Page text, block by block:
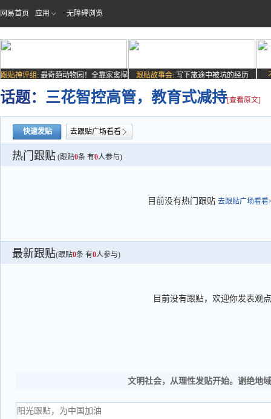
网易首页 应用 无障碍浏览
跟贴神评组: 最奇葩动物园！全靠家禽撑
场子
跟贴故事会: 写下旅途中被坑的经历
话题： 三花智控高管，教育式减持[查看原文]
快速发贴 去跟贴广场看看
热门跟贴 (跟贴0条 有0人参与)
目前没有热门跟贴 去跟贴广场看看
最新跟贴(跟贴0条 有0人参与)
目前没有跟贴，欢迎你发表观点
文明社会，从理性发贴开始。谢绝地